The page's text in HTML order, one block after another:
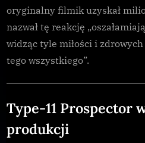
oryginalny filmik uzyskał
nazwał tę reakcję
widząc tyle miłości i
tego wszystkiego”.
Type-11 Prospector
produkcji